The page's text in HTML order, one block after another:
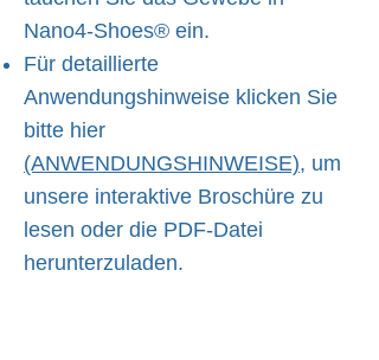
Nano4-Shoes® ein.
Für detaillierte
Anwendungshinweise klicken Sie
bitte hier
(ANWENDUNGSHINWEISE), um
unsere interaktive Broschüre zu
lesen oder die PDF-Datei
herunterzuladen.